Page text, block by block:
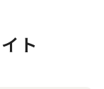
ト